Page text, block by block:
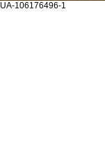
UA-106176496-1